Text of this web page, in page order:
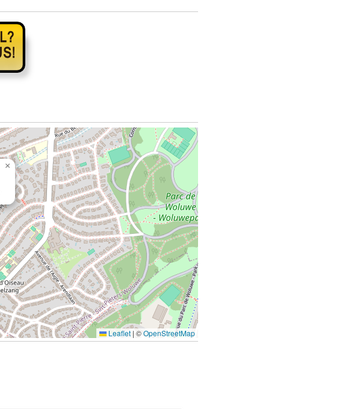
×
Leaflet | ©OpenStreetMap